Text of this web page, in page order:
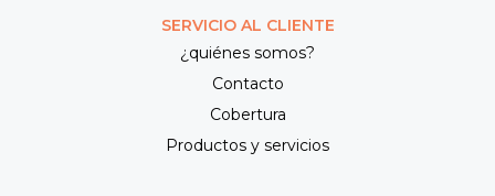
SERVICIO AL CLIENTE
¿quiénes somos?
Contacto
Cobertura
Productos y servicios